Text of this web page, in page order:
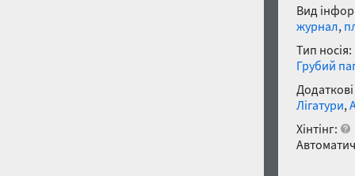
Вид
журнал,
Тип носія:
Грубий
Лігатури,
Хінтінг: